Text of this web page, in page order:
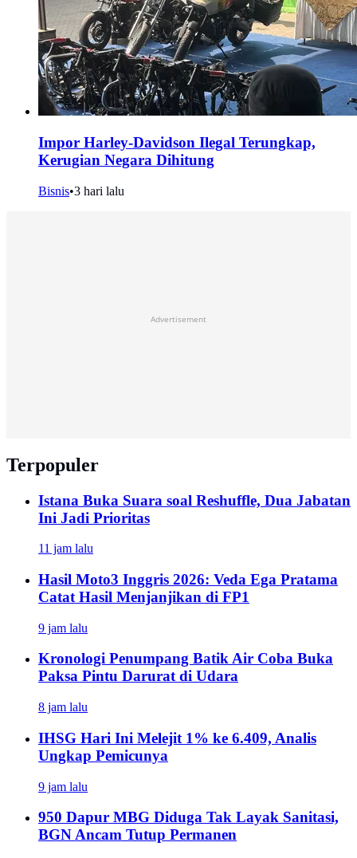
Impor Harley-Davidson Ilegal Terungkap,
Kerugian Negara Dihitung
Bisnis•3 hari lalu
Advertisement
Terpopuler
Istana Buka Suara soal Reshuffle, Dua Jabatan
Ini Jadi Prioritas
11 jam lalu
Hasil Moto3 Inggris 2026: Veda Ega Pratama
Catat Hasil Menjanjikan di FP1
9 jam lalu
Kronologi Penumpang Batik Air Coba Buka
Paksa Pintu Darurat di Udara
8 jam lalu
IHSG Hari Ini Melejit 1% ke 6.409, Analis
Ungkap Pemicunya
9 jam lalu
950 Dapur MBG Diduga Tak Layak Sanitasi,
BGN Ancam Tutup Permanen